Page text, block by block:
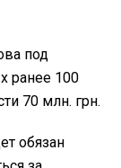
под
ранее 100
70 млн. грн.
обязан